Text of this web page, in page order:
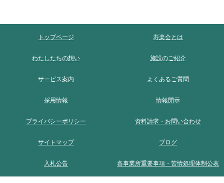
トップページ 寿楽会とは
わたしたちの想い 施設のご紹介
サービス案内 よくあるご質問
採用情報 情報開示
プライバシーポリシー 資料請求・お問い合わせ
サイトマップ ブログ
入札公告 各事業所重要事項・苦情処理体制公表